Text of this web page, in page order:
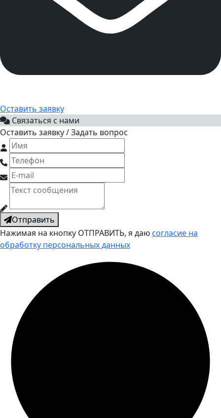
Оставить заявку
Связаться с нами
Оставить заявку / Задать вопрос
Отправить
Нажимая на кнопку ОТПРАВИТЬ, я даюсогласие на
обработку персональных данных